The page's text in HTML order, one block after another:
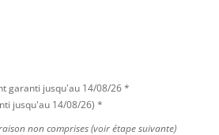
garanti jusqu'au 14/08/26 *
jusqu'au 14/08/26) *
non comprises (voir étape suivante)